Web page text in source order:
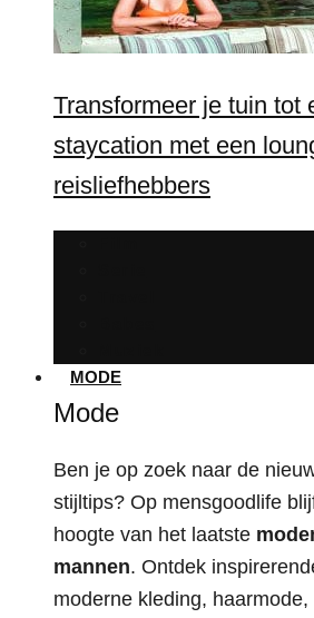
Transformeer je tuin tot
staycation met een
reisliefhebbers
MODE
Mode
Ben je op zoek naar de
stijltips? Op mensgoodlife
hoogte van het laatste
mannen. Ontdek
moderne kleding,